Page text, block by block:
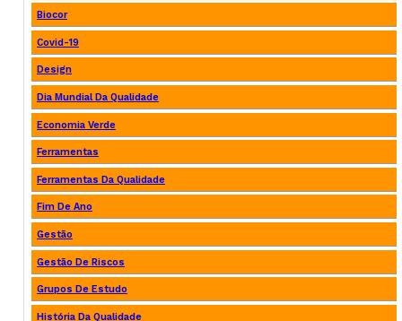
Biocor
Covid-19
Design
Dia Mundial Da Qualidade
Economia Verde
Ferramentas
Ferramentas Da Qualidade
Fim De Ano
Gestão
Gestão De Riscos
Grupos De Estudo
História Da Qualidade